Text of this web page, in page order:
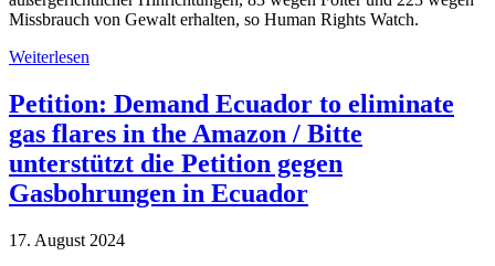
Missbrauch von Gewalt erhalten, so Human Rights Watch.
Weiterlesen
Petition: Demand Ecuador to eliminate
gas flares in the Amazon / Bitte
unterstützt die Petition gegen
Gasbohrungen in Ecuador
17. August 2024